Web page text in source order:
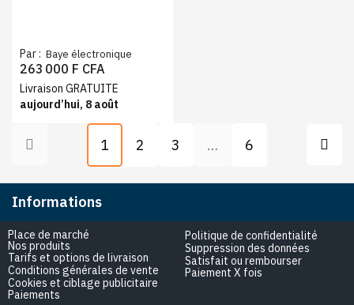
Par : Baye électronique
263 000 F CFA
Livraison GRATUITE
aujourd’hui, 8 août
1 2 3 … 6
Informations
Place de marché
Nos produits
Tarifs et options de livraison
Conditions générales de vente
Cookies et ciblage publicitaire
Paiements
Politique de confidentialité
Suppression des données
Satisfait ou rembourser
Paiement X fois